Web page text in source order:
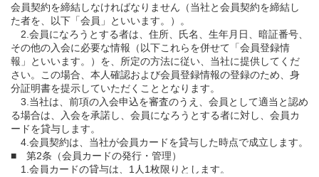
会員契約を締結しなければなりません（当社と会員契約を締結し
た者を、以下「会員」といいます。）。
2.会員になろうとする者は、住所、氏名、生年月日、暗証番号、
その他の入会に必要な情報（以下これらを併せて「会員登録情
報」といいます。）を、所定の方法に従い、当社に提供してくだ
さい。この場合、本人確認および会員登録情報の登録のため、身
分証明書を提示していただくこととなります。
3.当社は、前項の入会申込を審査のうえ、会員として適当と認め
る場合は、入会を承諾し、会員になろうとする者に対し、会員カ
ードを貸与します。
4.会員契約は、当社が会員カードを貸与した時点で成立します。
■ 第2条（会員カードの発行・管理）
1.会員カードの貸与は、1人1枚限りとします。